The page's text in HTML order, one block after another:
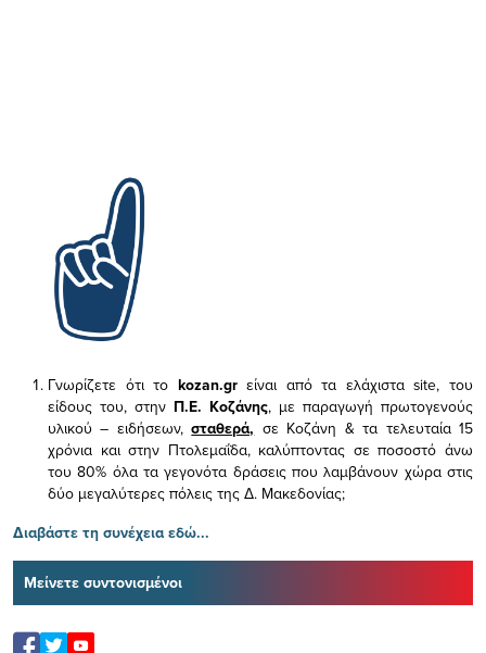
Γνωρίζετε ότι το kozan.gr είναι από τα ελάχισταsite, του
είδους του, στην Π.Ε. Κοζάνης, με παραγωγή πρωτογενούς
υλικού – ειδήσεων,σταθερά, σε Κοζάνη & τα τελευταία 15
χρόνια και στην Πτολεμαΐδα, καλύπτοντας σε ποσοστό άνω
του 80% όλα τα γεγονότα δράσεις που λαμβάνουν χώρα στις
δύο μεγαλύτερες πόλεις της Δ. Μακεδονίας;
Διαβάστε τη συνέχεια εδώ...
Μείνετε συντονισμένοι